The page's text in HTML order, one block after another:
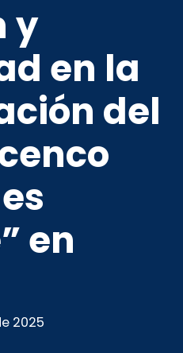
y
en la
del
en
2025